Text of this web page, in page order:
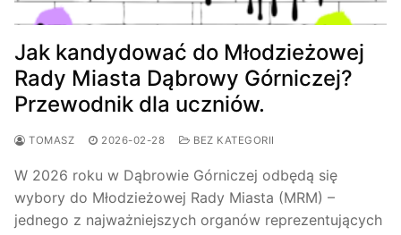
Jak kandydować do Młodzieżowej
Rady Miasta Dąbrowy Górniczej?
Przewodnik dla uczniów.
TOMASZ 2026-02-28 BEZ KATEGORII
W 2026 roku w Dąbrowie Górniczej odbędą się
wybory do Młodzieżowej Rady Miasta (MRM) –
jednego z najważniejszych organów reprezentujących